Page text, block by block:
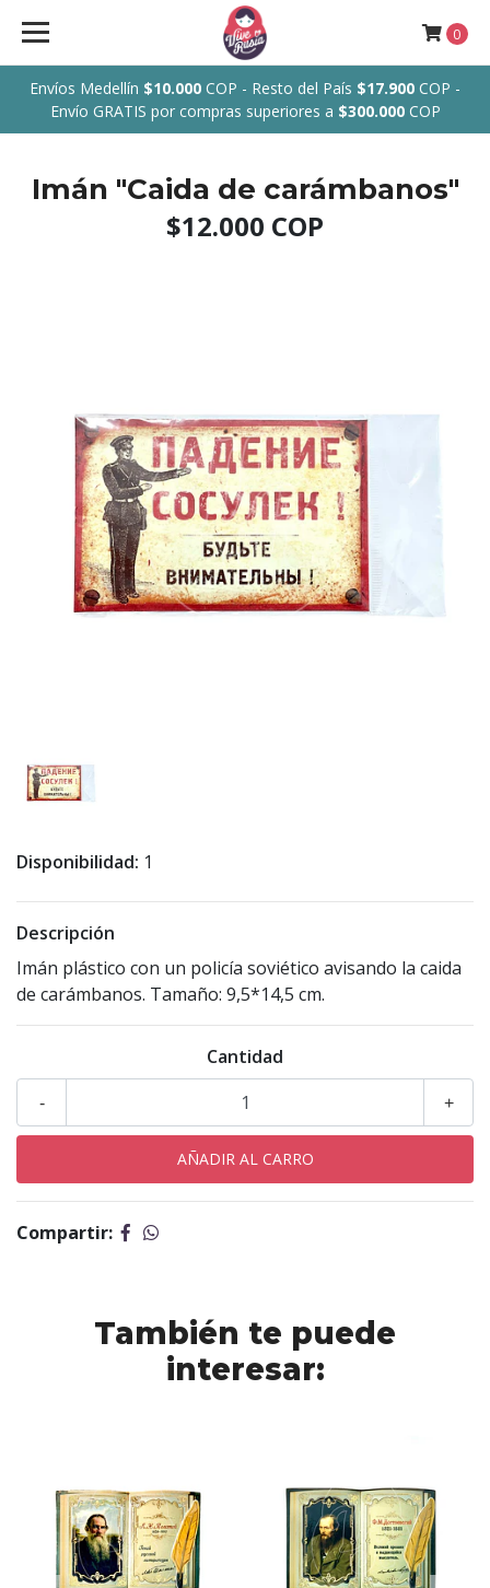
Envíos Medellín $10.000 COP - Resto del País $17.900 COP -
Envío GRATIS por compras superiores a $300.000COP
0
Imán "Caida de carámbanos"
$12.000 COP
Disponibilidad: 1
Descripción
Imán plástico con un policía soviético avisando la caida
de carámbanos. Tamaño: 9,5*14,5 cm.
Cantidad
+
-
Compartir:
También te puede
interesar: